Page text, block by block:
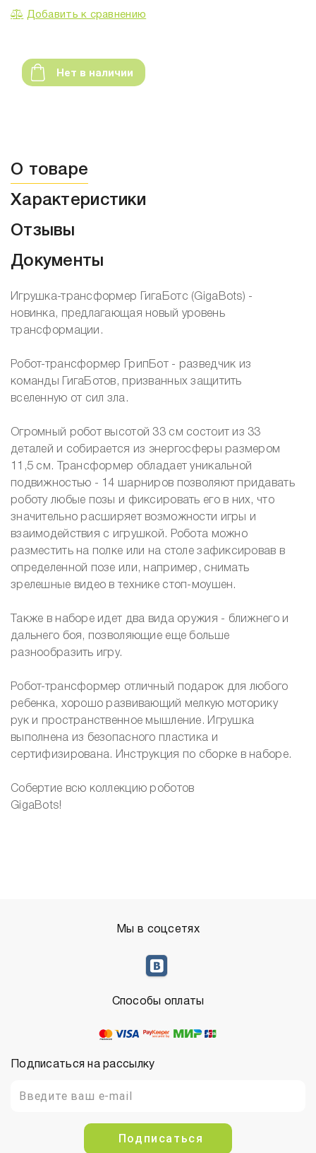
Добавить к сравнению
Нет в наличии
О товаре
Характеристики
Отзывы
Документы
Игрушка-трансформер ГигаБотс (GigaBots) -
новинка, предлагающая новый уровень
трансформации.
Робот-трансформер ГрипБот - разведчик из
команды ГигаБотов, призванных защитить
вселенную от сил зла.
Огромный робот высотой 33 см состоит из 33
деталей и собирается из энергосферы размером
11,5 см. Трансформер обладает уникальной
подвижностью - 14 шарниров позволяют придавать
роботу любые позы и фиксировать его в них, что
значительно расширяет возможности игры и
взаимодействия с игрушкой. Робота можно
разместить на полке или на столе зафиксировав в
определенной позе или, например, снимать
зрелешные видео в технике стоп-моушен.
Также в наборе идет два вида оружия - ближнего и
дальнего боя, позволяющие еще больше
разнообразить игру.
Робот-трансформер отличный подарок для любого
ребенка, хорошо развивающий мелкую моторику
рук и пространственное мышление. Игрушка
выполнена из безопасного пластика и
сертифизирована. Инструкция по сборке в наборе.
Собертие всю коллекцию роботов
GigaBots!
Мы в соцсетях
Подписаться на рассылку
Подписаться
Способы оплаты